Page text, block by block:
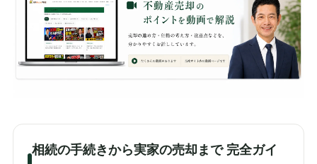
相続の手続きから実家の売却まで 完全ガイ